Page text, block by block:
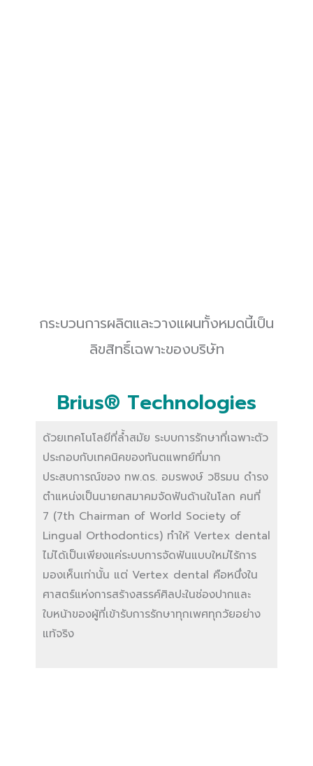
กระบวนการผลิตและวางแผนทั้งหมดนี้เป็น
ลิขสิทธิ์เฉพาะของบริษัท
Brius® Technologies
ด้วยเทคโนโลยีที่ล้ำสมัย ระบบการรักษาที่เฉพาะตัว
ประกอบกับเทคนิคของทันตแพทย์ที่มาก
ประสบการณ์ของ ทพ.ดร. อมรพงษ์ วชิรมน ดำรง
ตำแหน่งเป็นนายกสมาคมจัดฟันด้านในโลก คนที่
7 (7th Chairman of World Society of
Lingual Orthodontics) ทำให้ Vertex dental
ไม่ได้เป็นเพียงแค่ระบบการจัดฟันแบบใหม่ไร้การ
มองเห็นเท่านั้น แต่ Vertex dental คือหนึ่งใน
ศาสตร์แห่งการสร้างสรรค์ศิลปะในช่องปากและ
ใบหน้าของผู้ที่เข้ารับการรักษาทุกเพศทุกวัยอย่าง
แท้จริง